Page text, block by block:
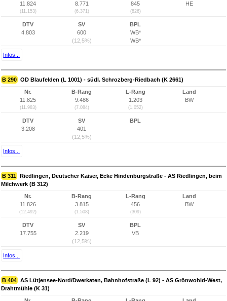
11.824
(11.153)
8.771
(6.371)
845
(826)
HE
DTV
4.803
SV
600
(12,5%)
BPL
WB*
WB*
Infos...
B 290 OD Blaufelden (L 1001) - südl. Schrozberg-Riedbach (K 2661)
Nr.
11.825
(11.983)
B-Rang
9.486
(7.084)
L-Rang
1.203
(1.052)
Land
BW
DTV
3.208
SV
401
(12,5%)
BPL
Infos...
B 311 Riedlingen, Deutscher Kaiser, Ecke Hindenburgstraße - AS Riedlingen, beim
Milchwerk (B 312)
Nr.
11.826
(12.492)
B-Rang
3.815
(1.508)
L-Rang
456
(309)
Land
BW
DTV
17.755
SV
2.219
(12,5%)
BPL
VB
Infos...
B 404 AS Lütjensee-Nord/Dwerkaten, Bahnhofstraße (L 92) - AS Grönwohld-West,
Drahtmühle (K 31)